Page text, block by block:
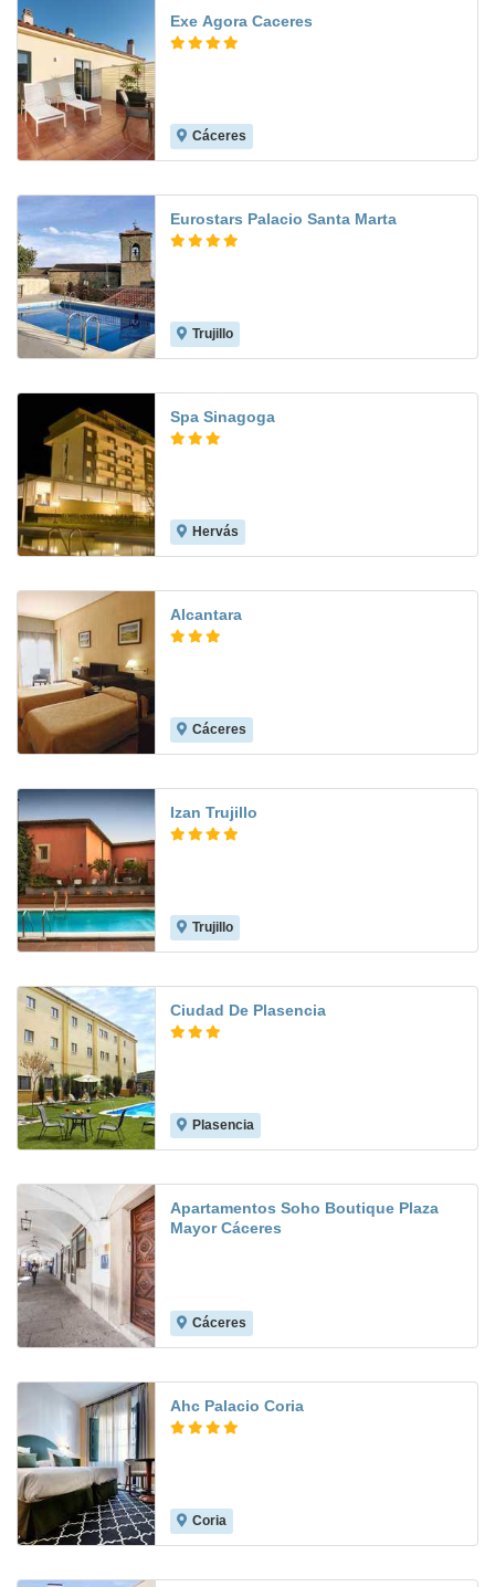
Exe Agora Caceres
Cáceres
Eurostars Palacio Santa Marta
Trujillo
Spa Sinagoga
Hervás
Alcantara
Cáceres
Izan Trujillo
Trujillo
Ciudad De Plasencia
Plasencia
Apartamentos Soho Boutique Plaza
Mayor Cáceres
Cáceres
Ahc Palacio Coria
Coria